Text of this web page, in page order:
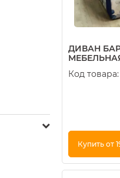
ДИВАН
Код товара:
Купить от
Купить в 1